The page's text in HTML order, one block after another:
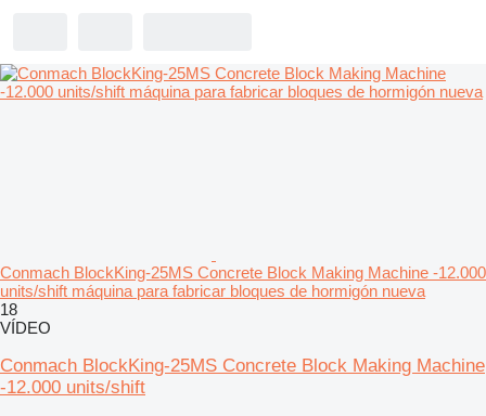
Conmach BlockKing-25MS Concrete Block Making Machine -12.000
units/shift máquina para fabricar bloques de hormigón nueva
18
VÍDEO
Conmach BlockKing-25MS Concrete Block Making Machine
-12.000 units/shift